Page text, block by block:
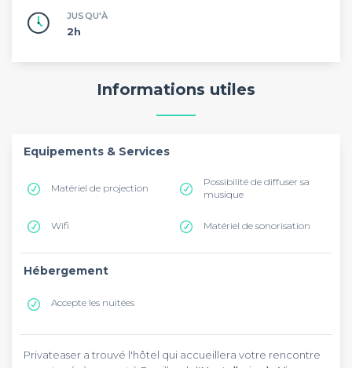
JUSQU'À
2h
Informations utiles
Equipements & Services
Matériel de projection
Possibilité de diffuser sa
musique
Wifi Matériel de sonorisation
Hébergement
Accepte les nuitées
Privateaser a trouvé l'hôtel qui accueillera votre rencontre